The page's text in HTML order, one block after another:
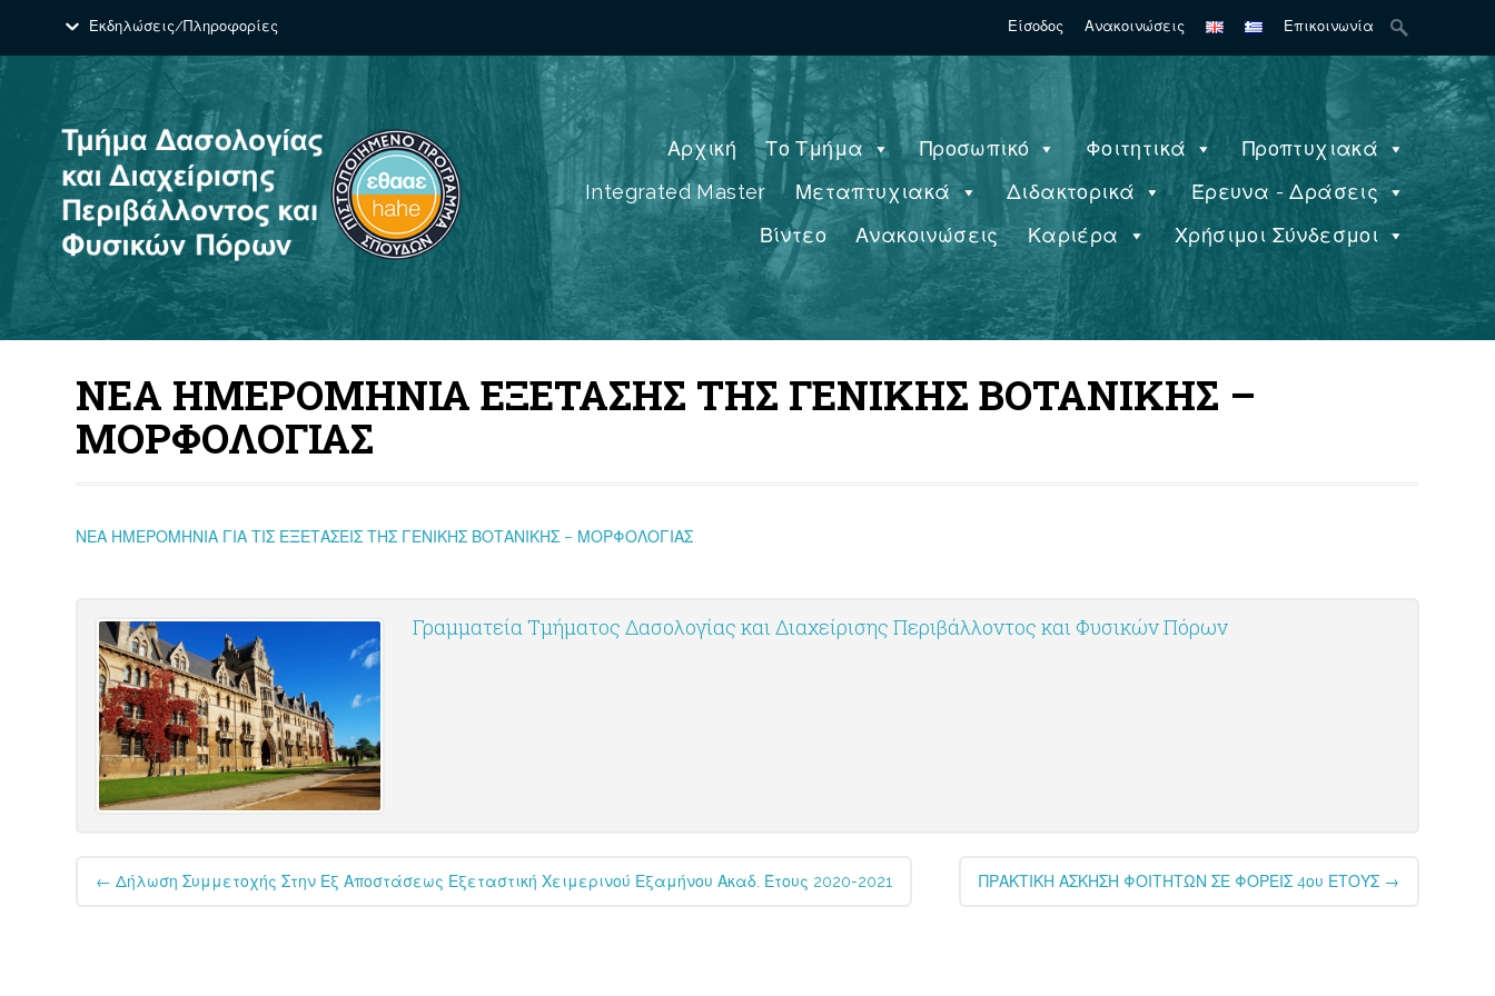
Εκδηλώσεις/Πληροφορίες Είσοδος Ανακοινώσεις Επικοινωνία
Search
for:
Αρχική Το Τμήμα Προσωπικό Φοιτητικά
Προπτυχιακά
Integrated Master
Μεταπτυχιακά Διδακτορικά
Έρευνα - Δράσεις
Βίντεο
Ανακοινώσεις Καριέρα Χρήσιμοι Σύνδεσμοι
ΝΕΑ ΗΜΕΡΟΜΗΝΙΑ ΕΞΕΤΑΣΗΣ ΤΗΣ ΓΕΝΙΚΗΣ ΒΟΤΑΝΙΚΗΣ –
ΜΟΡΦΟΛΟΓΙΑΣ
ΝΕΑ ΗΜΕΡΟΜΗΝΙΑ ΓΙΑ ΤΙΣ ΕΞΕΤΑΣΕΙΣ ΤΗΣ ΓΕΝΙΚΗΣ ΒΟΤΑΝΙΚΗΣ – ΜΟΡΦΟΛΟΓΙΑΣ
Γραμματεία Τμήματος Δασολογίας και Διαχείρισης Περιβάλλοντος και Φυσικών Πόρων
Post
navigation
← Δήλωση Συμμετοχής Στην Εξ Αποστάσεως Εξεταστική Χειμερινού Εξαμήνου Ακαδ. Έτους 2020-2021 ΠΡΑΚΤΙΚΗ ΑΣΚΗΣΗ ΦΟΙΤΗΤΩΝ ΣΕ ΦΟΡΕΙΣ 4ου ΕΤΟΥΣ →